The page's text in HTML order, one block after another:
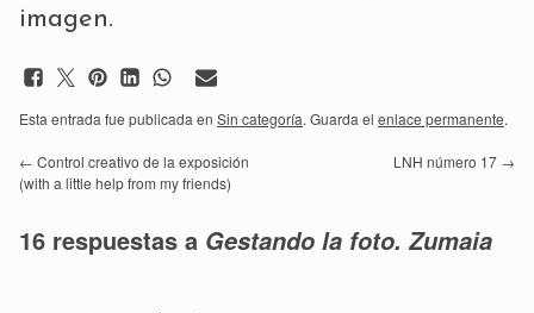
imagen.
Esta entrada fue publicada en Sin categoría. Guarda el enlace permanente.
← Control creativo de la exposición
(with a little help from my friends)
LNH número 17 →
16 respuestas a Gestando la foto. Zumaia